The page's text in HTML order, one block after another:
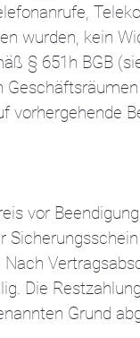
wurden, kein
§ 651h BGB
vorhergehende
vor
Die
Grund